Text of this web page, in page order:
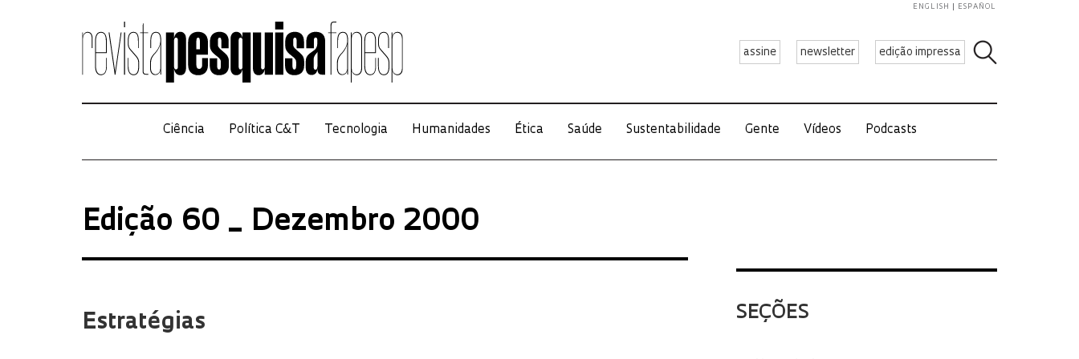
assine newsletter edição impressa
ENGLISH ESPAÑOL
Ciência Política C&T Tecnologia Humanidades Ética Saúde Sustentabilidade Gente Vídeos Podcasts
Edição 60 _ Dezembro 2000
SEÇÕES
Estratégias